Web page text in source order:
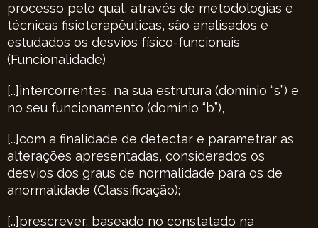
processo pelo qual, através de metodologias e
técnicas fisioterapêuticas, são analisados e
estudados os desvios físico-funcionais
(Funcionalidade)
[…]intercorrentes, na sua estrutura (domínio “s”) e
no seu funcionamento (domínio “b”),
[…]com a finalidade de detectar e parametrar as
alterações apresentadas, considerados os
desvios dos graus de normalidade para os de
anormalidade (Classificação);
[…]prescrever, baseado no constatado na